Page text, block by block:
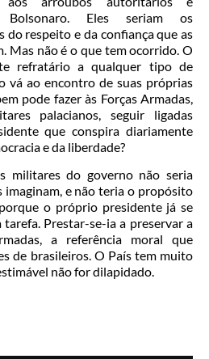
Bolsonaro. Eles seriam os
respeito e da confiança que as
Mas não é o que tem ocorrido. O
refratário a qualquer tipo de
vá ao encontro de suas próprias
pode fazer às Forças Armadas,
palacianos, seguir ligadas
que conspira diariamente
e da liberdade?
militares do governo não seria
e não teria o propósito
o próprio presidente já se
Prestar-se-ia a preservar a
a referência moral que
de brasileiros. O País tem muito
não for dilapidado.